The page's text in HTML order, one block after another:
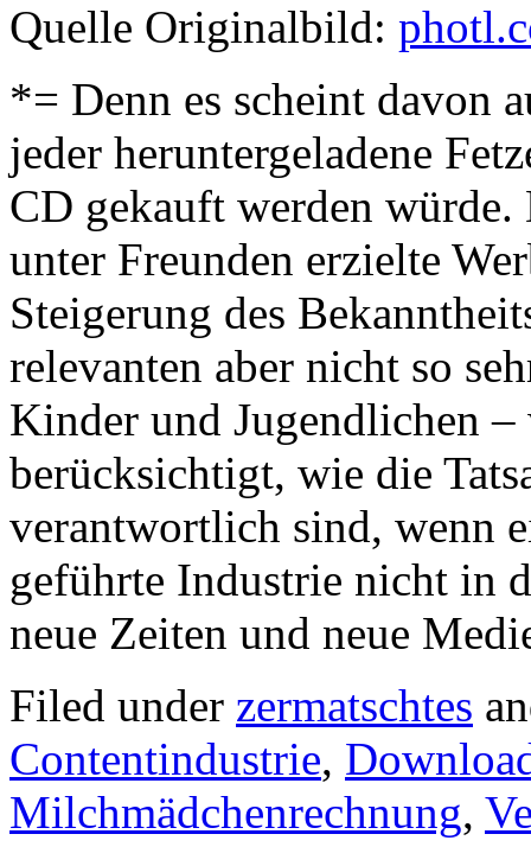
Quelle Originalbild:
*= Denn es scheint davon
jeder heruntergeladene
CD gekauft werden
unter Freunden erzielte
Steigerung des
relevanten aber nicht so
Kinder und Jugendlichen
berücksichtigt, wie die
verantwortlich sind, wenn
geführte Industrie nicht in
neue Zeiten und neue
Filed under zermatschtes
Contentindustrie,
Milchmädchenrechnung,